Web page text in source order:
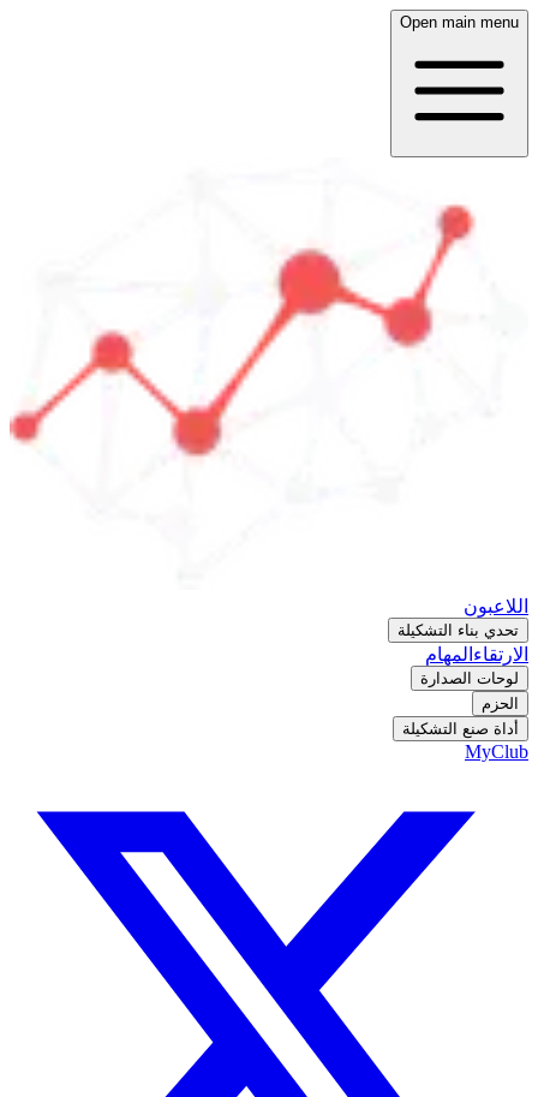
Open main menu
اللاعبون
تحدي بناء التشكيلة
الارتقاء المهام
لوحات الصدارة
الحزم
أداة صنع التشكيلة
MyClub